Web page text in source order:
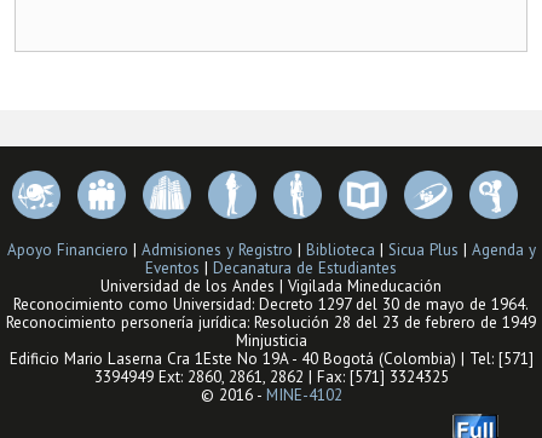
Apoyo Financiero | Admisiones y Registro | Biblioteca | Sicua Plus | Agenda y
Eventos | Decanatura de Estudiantes
Universidad de los Andes | Vigilada Mineducación
Reconocimiento como Universidad: Decreto 1297 del 30 de mayo de 1964.
Reconocimiento personería jurídica: Resolución 28 del 23 de febrero de 1949
Minjusticia
Edificio Mario Laserna Cra 1Este No 19A - 40 Bogotá (Colombia) | Tel: [571]
3394949 Ext: 2860, 2861, 2862 | Fax: [571] 3324325
© 2016 - MINE-4102